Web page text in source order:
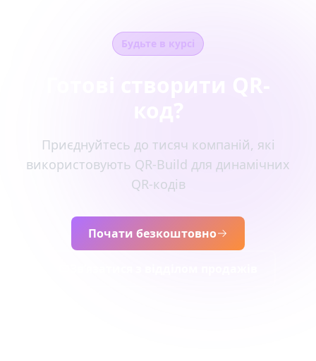
Будьте в курсі
Приєднуйтесь до тисяч компаній, які
використовують QR-Build для динамічних
QR-кодів
Почати безкоштовно